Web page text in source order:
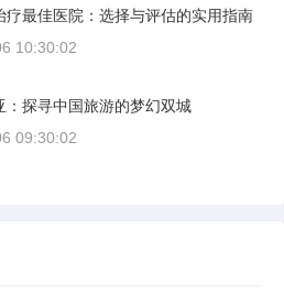
疗最佳医院：选择与评估的实用指南
10:30:02
：探寻中国旅游的梦幻双城
09:30:02